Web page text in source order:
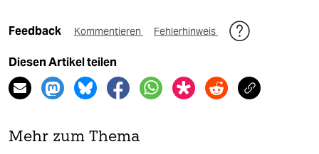
Feedback Kommentieren Fehlerhinweis
Diesen Artikel teilen
Mehr zum Thema